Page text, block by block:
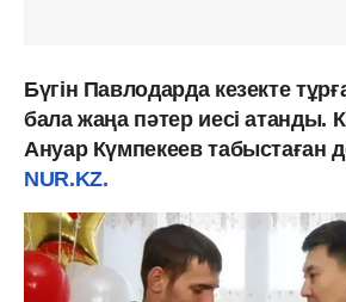
Бүгін Павлодарда кезекте
бала жаңа пәтер иесі атанды.
Ануар Күмпекеев табыстаған
NUR.KZ.